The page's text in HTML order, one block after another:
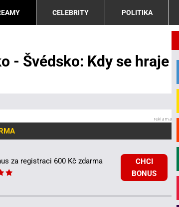
CELEBRITY POLITIKA
- Švédsko: Kdy se hraje
za registraci 600 Kč zdarma
CHCI
BONUS